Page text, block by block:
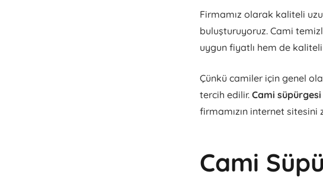
Firmamız olarak kaliteli
buluşturuyoruz. Cami
uygun fiyatlı hem de
Çünkü camiler için genel
tercih edilir.Cami
firmamızın internet
Cami